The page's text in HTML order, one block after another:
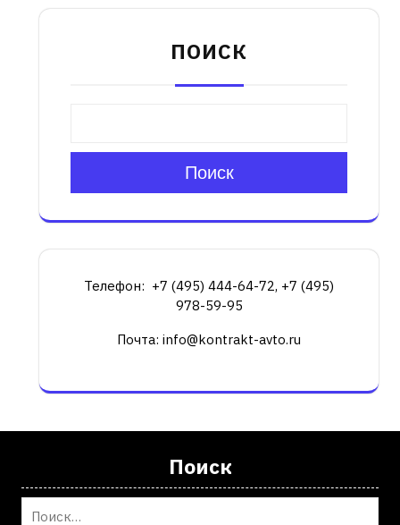
ПОИСК
Поиск
Телефон: +7 (495) 444-64-72, +7 (495)
978-59-95
Почта: info@kontrakt-avto.ru
Поиск